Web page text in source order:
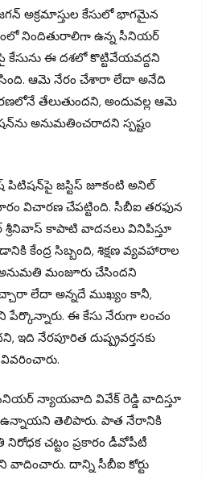
అక్రమాస్తుల కేసులో భాగమైన
నిందితురాలిగా ఉన్న సీనియర్
కేసును ఈ దశలో కొట్టివేయవద్దని
చేసింది. ఆమె నేరం చేశారా లేదా అనేది
తేలుతుందని, అందువల్ల ఆమె
అనుమతించరాదని స్పష్టం
పిటిషన్‌పై జస్టిస్ జూకంటి అనిల్
విచారణ చేపట్టింది. సీబీఐ తరఫున
శ్రీనివాస్ కాపాటి వాదనలు వినిపిస్తూ
కేంద్ర సిబ్బంది, శిక్షణ వ్యవహారాల
మంజూరు చేసిందని
లేదా అన్నదే ముఖ్యం కానీ,
పేర్కొన్నారు. ఈ కేసు నేరుగా లంచం
ఇది నేరపూరిత దుష్ప్రవర్తనకు
వివరించారు.
సీనియర్ న్యాయవాది వివేక్ రెడ్డి వాదిస్తూ
తెలిపారు. పాత నేరానికి
చట్టం ప్రకారం డీవోపీటీ
వాదించారు. దాన్ని సీబీఐ కోర్టు